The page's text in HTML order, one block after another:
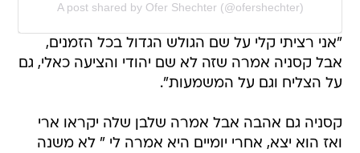
A post shared by Ofer Shechter (@ofershechter)
"אני רציתי קלי על שם הגולש הגדול בכל הזמנים,
אבל קסניה אמרה שזה לא שם יהודי והציעה כאלי, גם
על הצליח וגם על המשמעות".
קסניה גם אהבה אבל אמרה שלבן שלה יקראו ארי
ואז הוא יצא, אחרי יומיים היא אמרה לי " לא משנה